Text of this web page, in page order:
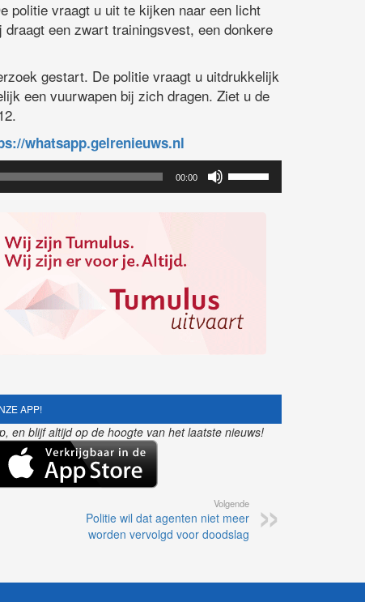
politie vraagt u uit te kijken naar een licht
een zwart trainingsvest, een donkere
gestart. De politie vraagt u uitdrukkelijk
een vuurwapen bij zich dragen. Ziet u de
whatsapp.gelrenieuws.nl
00:00
of
APP!
en blijf altijd op de hoogte van het laatste nieuws!
Volgende
Politie wil dat agenten niet meer
worden vervolgd voor doodslag